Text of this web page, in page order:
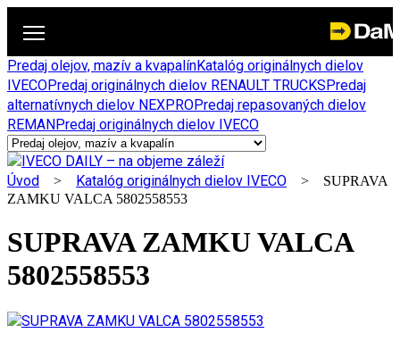
Predaj olejov, mazív a kvapalínKatalóg originálnych dielov
IVECOPredaj originálnych dielov RENAULT TRUCKSPredaj
alternatívnych dielov NEXPROPredaj repasovaných dielov
REMANPredaj originálnych dielov IVECO
Úvod > Katalóg originálnych dielov IVECO > SUPRAVA
ZAMKU VALCA 5802558553
SUPRAVA ZAMKU VALCA
5802558553